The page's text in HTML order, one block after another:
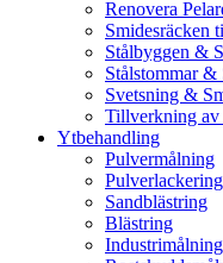
Renovera
Smidesräcken
Stålbyggen &
Stålstommar
Svetsning &
Tillverkning
Ytbehandling
Pulvermålning
Pulverlackering
Sandblästring
Blästring
Industrimålning